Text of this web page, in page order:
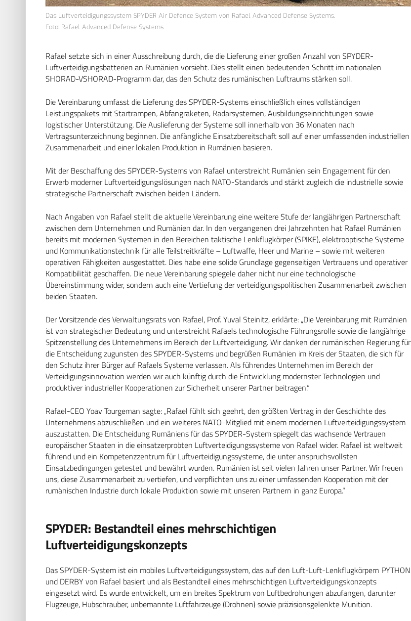
Das Luftverteidigungssystem SPYDER Air Defence System von Rafael Advanced Defense Systems.
Foto: Rafael Advanced Defense Systems
Rafael setzte sich in einer Ausschreibung durch, die die Lieferung einer großen Anzahl von SPYDER-
Luftverteidigungsbatterien an Rumänien vorsieht. Dies stellt einen bedeutenden Schritt im nationalen
SHORAD-VSHORAD-Programm dar, das den Schutz des rumänischen Luftraums stärken soll.
Die Vereinbarung umfasst die Lieferung des SPYDER-Systems einschließlich eines vollständigen
Leistungspakets mit Startrampen, Abfangraketen, Radarsystemen, Ausbildungseinrichtungen sowie
logistischer Unterstützung. Die Auslieferung der Systeme soll innerhalb von 36 Monaten nach
Vertragsunterzeichnung beginnen. Die anfängliche Einsatzbereitschaft soll auf einer umfassenden industriellen
Zusammenarbeit und einer lokalen Produktion in Rumänien basieren.
Mit der Beschaffung des SPYDER-Systems von Rafael unterstreicht Rumänien sein Engagement für den
Erwerb moderner Luftverteidigungslösungen nach NATO-Standards und stärkt zugleich die industrielle sowie
strategische Partnerschaft zwischen beiden Ländern.
Nach Angaben von Rafael stellt die aktuelle Vereinbarung eine weitere Stufe der langjährigen Partnerschaft
zwischen dem Unternehmen und Rumänien dar. In den vergangenen drei Jahrzehnten hat Rafael Rumänien
bereits mit modernen Systemen in den Bereichen taktische Lenkflugkörper (SPIKE), elektrooptische Systeme
und Kommunikationstechnik für alle Teilstreitkräfte – Luftwaffe, Heer und Marine – sowie mit weiteren
operativen Fähigkeiten ausgestattet. Dies habe eine solide Grundlage gegenseitigen Vertrauens und operativer
Kompatibilität geschaffen. Die neue Vereinbarung spiegele daher nicht nur eine technologische
Übereinstimmung wider, sondern auch eine Vertiefung der verteidigungspolitischen Zusammenarbeit zwischen
beiden Staaten.
Der Vorsitzende des Verwaltungsrats von Rafael, Prof. Yuval Steinitz, erklärte: „Die Vereinbarung mit Rumänien
ist von strategischer Bedeutung und unterstreicht Rafaels technologische Führungsrolle sowie die langjährige
Spitzenstellung des Unternehmens im Bereich der Luftverteidigung. Wir danken der rumänischen Regierung für
die Entscheidung zugunsten des SPYDER-Systems und begrüßen Rumänien im Kreis der Staaten, die sich für
den Schutz ihrer Bürger auf Rafaels Systeme verlassen. Als führendes Unternehmen im Bereich der
Verteidigungsinnovation werden wir auch künftig durch die Entwicklung modernster Technologien und
produktiver industrieller Kooperationen zur Sicherheit unserer Partner beitragen.“
Rafael-CEO Yoav Tourgeman sagte: „Rafael fühlt sich geehrt, den größten Vertrag in der Geschichte des
Unternehmens abzuschließen und ein weiteres NATO-Mitglied mit einem modernen Luftverteidigungssystem
auszustatten. Die Entscheidung Rumäniens für das SPYDER-System spiegelt das wachsende Vertrauen
europäischer Staaten in die einsatzerprobten Luftverteidigungssysteme von Rafael wider. Rafael ist weltweit
führend und ein Kompetenzzentrum für Luftverteidigungssysteme, die unter anspruchsvollsten
Einsatzbedingungen getestet und bewährt wurden. Rumänien ist seit vielen Jahren unser Partner. Wir freuen
uns, diese Zusammenarbeit zu vertiefen, und verpflichten uns zu einer umfassenden Kooperation mit der
rumänischen Industrie durch lokale Produktion sowie mit unseren Partnern in ganz Europa.“
SPYDER: Bestandteil eines mehrschichtigen
Luftverteidigungskonzepts
Das SPYDER-System ist ein mobiles Luftverteidigungssystem, das auf den Luft-Luft-Lenkflugkörpern PYTHON
und DERBY von Rafael basiert und als Bestandteil eines mehrschichtigen Luftverteidigungskonzepts
eingesetzt wird. Es wurde entwickelt, um ein breites Spektrum von Luftbedrohungen abzufangen, darunter
Flugzeuge, Hubschrauber, unbemannte Luftfahrzeuge (Drohnen) sowie präzisionsgelenkte Munition.